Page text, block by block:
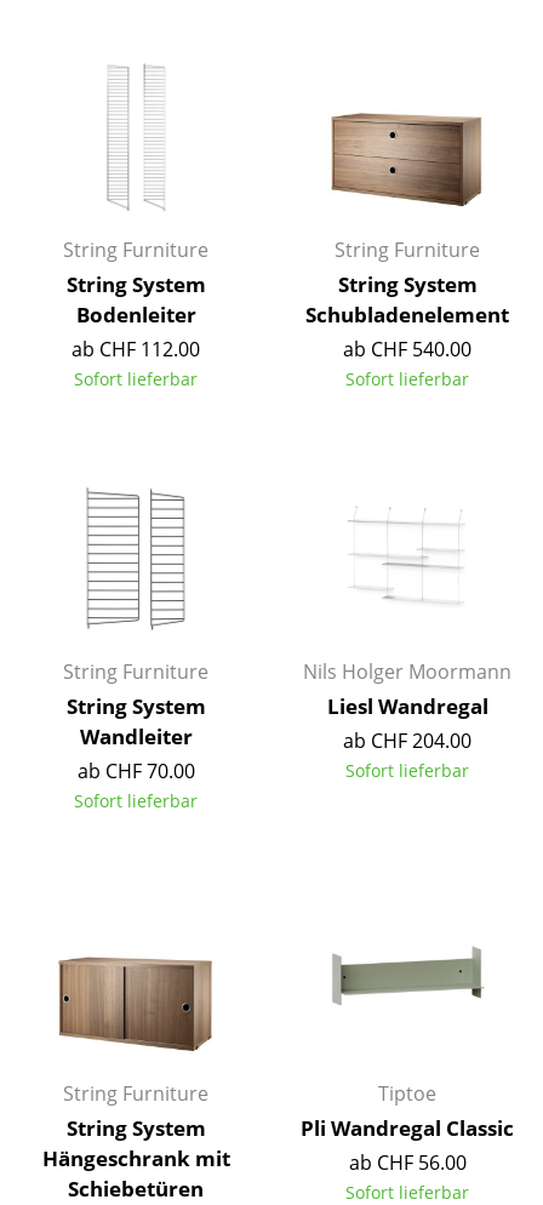
Aufbewahren
Regale & Schränke
Bücherregale
Sideboards & Kommoden
TV Möbel
Beistell- & Rollcontainer
Kleinaufbewahrung
Einzelteile
... alle Aufbewahrungsmöbel
Licht
Hängeleuchten & Deckenleuchten
Tischleuchten
Wandleuchten
Outdoor-Leuchten
... alle Leuchten
Betten
String Furniture
String System
Bodenleiter
ab CHF 112.00
Sofort lieferbar
String Furniture
String System
Schubladenelement
ab CHF 540.00
Sofort lieferbar
String Furniture
String System
Wandleiter
ab CHF 70.00
Sofort lieferbar
Nils Holger Moormann
Liesl Wandregal
ab CHF 204.00
Sofort lieferbar
String Furniture
String System
Hängeschrank mit
Schiebetüren
Tiptoe
Pli Wandregal Classic
ab CHF 56.00
Sofort lieferbar